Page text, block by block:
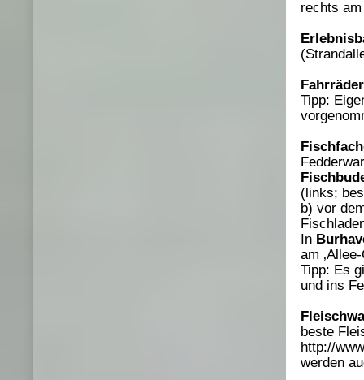
rechts
Fahrräder
Tipp:
(links;
b) vor
In
am
Tipp: Es
und ins
beste
http://
werden